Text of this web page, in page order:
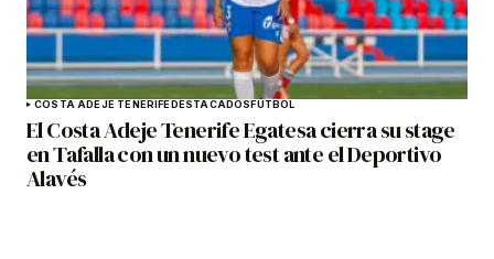
COSTA ADEJE TENERIFE DESTACADOS FÚTBOL
El Costa Adeje Tenerife Egatesa cierra su stage
en Tafalla con un nuevo test ante el Deportivo
Alavés